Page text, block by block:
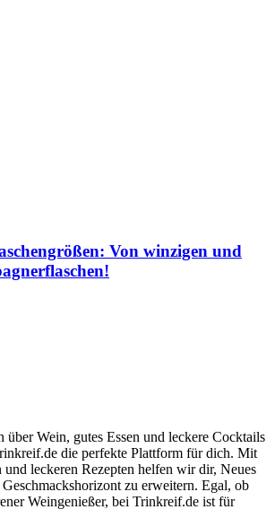
Von winzigen und
Wein, gutes Essen und leckere Cocktails
die perfekte Plattform für dich. Mit
leckeren Rezepten helfen wir dir, Neues
zu erweitern. Egal, ob
Weingenießer, bei Trinkreif.de ist für